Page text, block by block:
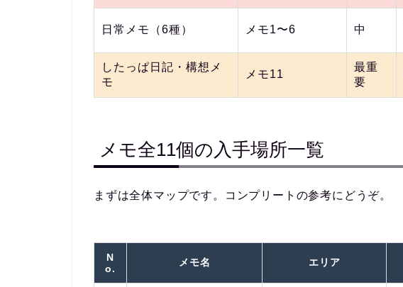
日常メモ（6種） メモ1〜6 中
したっぱ日記・構想メ
モ
メモ11
最重
要
メモ全11個の入手場所一覧
まずは全体マップです。コンプリートの参考にどうぞ。
N
o.
メモ名 エリア